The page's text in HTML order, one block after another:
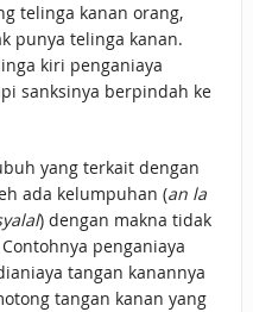
telinga kanan orang,
punya telinga kanan.
kiri penganiaya
sanksinya berpindah ke
yang terkait dengan
ada kelumpuhan (an la
) dengan makna tidak
penganiaya
tangan kanannya
tangan kanan yang